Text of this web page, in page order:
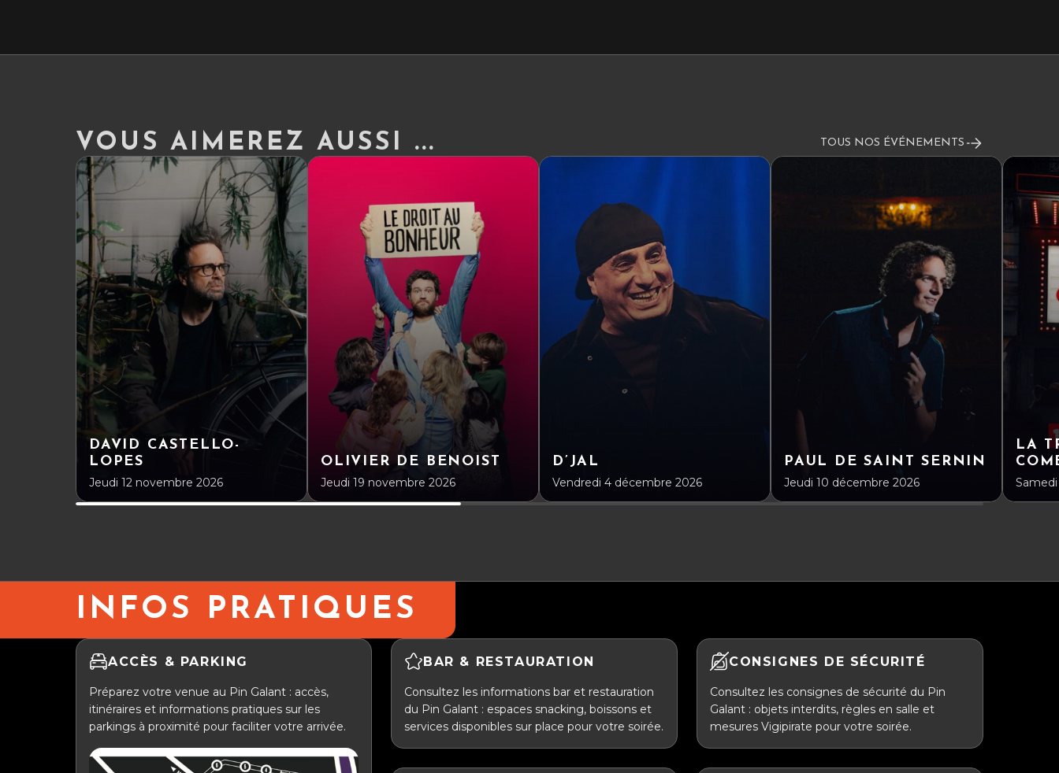
VOUS AIMEREZ AUSSI ... TOUS NOS ÉVÉNEMENTS
DAVID CASTELLO-
LOPES
Jeudi 12 novembre 2026
OLIVIER DE BENOIST
Jeudi 19 novembre 2026
D’JAL
Vendredi 4 décembre 2026
PAUL DE SAINT SERNIN
Jeudi 10 décembre 2026
LA
INFOS PRATIQUES
ACCÈS & PARKING
Préparez votre venue au Pin Galant : accès,
itinéraires et informations pratiques sur les
parkings à proximité pour faciliter votre arrivée.
BAR & RESTAURATION
Consultez les informations bar et restauration
du Pin Galant : espaces snacking, boissons et
services disponibles sur place pour votre soirée.
CONSIGNES DE SÉCURITÉ
Consultez les consignes de sécurité du Pin
Galant : objets interdits, règles en salle et
mesures Vigipirate pour votre soirée.